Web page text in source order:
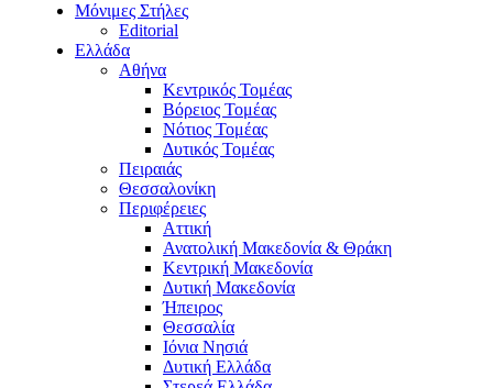
Μόνιμες Στήλες
Editorial
Ελλάδα
Αθήνα
Κεντρικός Τομέας
Βόρειος Τομέας
Νότιος Τομέας
Δυτικός Τομέας
Πειραιάς
Θεσσαλονίκη
Περιφέρειες
Αττική
Ανατολική Μακεδονία & Θράκη
Κεντρική Μακεδονία
Δυτική Μακεδονία
Ήπειρος
Θεσσαλία
Ιόνια Νησιά
Δυτική Ελλάδα